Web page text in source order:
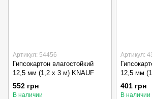
Артикул: 54456
Гипсокартон влагостойкий
12,5 мм (1,2 х 3 м) KNAUF
552 грн
В наличии
Артикул:
12,5 мм
401 грн
В наличии